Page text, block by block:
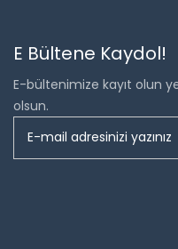
E Bültene Kaydol!
E-bültenimize kayıt olun
olsun.